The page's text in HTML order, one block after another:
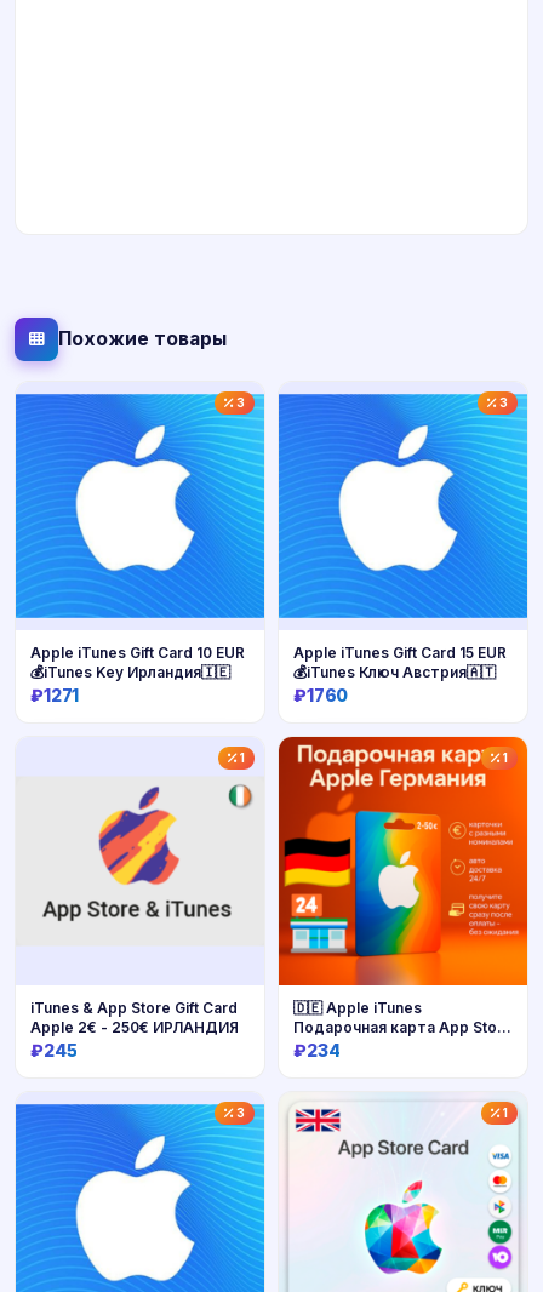
Похожие товары
3
Apple iTunes Gift Card 10 EUR
💰iTunes Key Ирландия🇮🇪
₽1271
3
Купить
Apple iTunes Gift Card 15 EUR
💰iTunes Ключ Австрия🇦🇹
₽1760
1
Купить
iTunes & App Store Gift Card
Apple 2€ - 250€ ИРЛАНДИЯ
₽245
1
🇩🇪 Apple iTunes
Подарочная карта App Store
Германия 2-200 EUR
₽234
3 1